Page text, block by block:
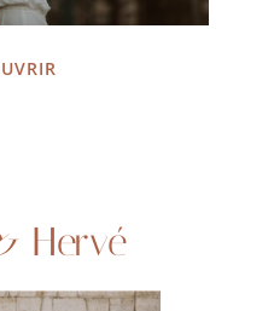
Hervé